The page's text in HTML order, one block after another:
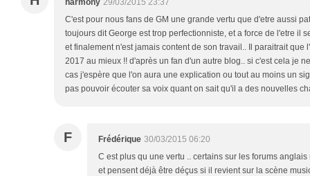
harmony 29/03/2015 23:37
C'est pour nous fans de GM une grande vertu que d'etre aussi
toujours dit George est trop perfectionniste, et a force de l'etre il
et finalement n'est jamais content de son travail.. Il paraitrait que
2017 au mieux !! d'après un fan d'un autre blog.. si c'est cela je
cas j'espère que l'on aura une explication ou tout au moins un
pas pouvoir écouter sa voix quant on sait qu'il a des nouvelles
F Frédérique 30/03/2015 06:20
C est plus qu une vertu .. certains sur les forums
et pensent déjà être déçus si il revient sur la scène